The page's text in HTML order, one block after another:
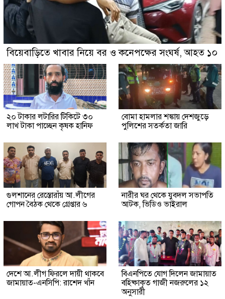
বিয়েবাড়িতে খাবার নিয়ে বর ও কনেপক্ষের সংঘর্ষ, আহত ১০
২০ টাকার লটারির টিকিটে ৩০
লাখ টাকা পাচ্ছেন কৃষক হানিফ
বোমা হামলার শঙ্কায় দেশজুড়ে
পুলিশের সতর্কতা জারি
গুলশানের রেস্তোরাঁয় আ.লীগের
গোপন বৈঠক থেকে গ্রেপ্তার ৬
নারীর ঘর থেকে যুবদল সভাপতি
আটক, ভিডিও ভাইরাল
দেশে আ.লীগ ফিরলে দায়ী থাকবে
জামায়াত-এনসিপি: রাশেদ খাঁন
বিএনপিতে যোগ দিলেন জামায়াত
বহিষ্কাকৃত গাজী নজরুলের ১২
অনুসারী